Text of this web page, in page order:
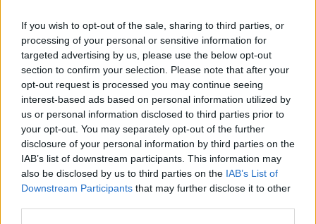
If you wish to opt-out of the sale, sharing to third parties, or
processing of your personal or sensitive information for
targeted advertising by us, please use the below opt-out
section to confirm your selection. Please note that after your
opt-out request is processed you may continue seeing
interest-based ads based on personal information utilized by
us or personal information disclosed to third parties prior to
your opt-out. You may separately opt-out of the further
disclosure of your personal information by third parties on the
IAB’s list of downstream participants. This information may
also be disclosed by us to third parties on the IAB’s List of
Downstream Participants that may further disclose it to other